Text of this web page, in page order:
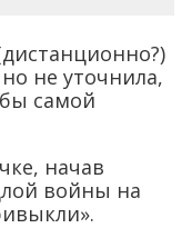
не уточнила,
самой
начав
войны на